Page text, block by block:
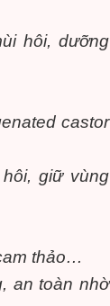
hôi, dưỡng
castor
giữ vùng
thảo…
an toàn nhờ